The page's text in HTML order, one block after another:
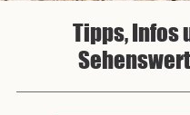
Tipps, Infos